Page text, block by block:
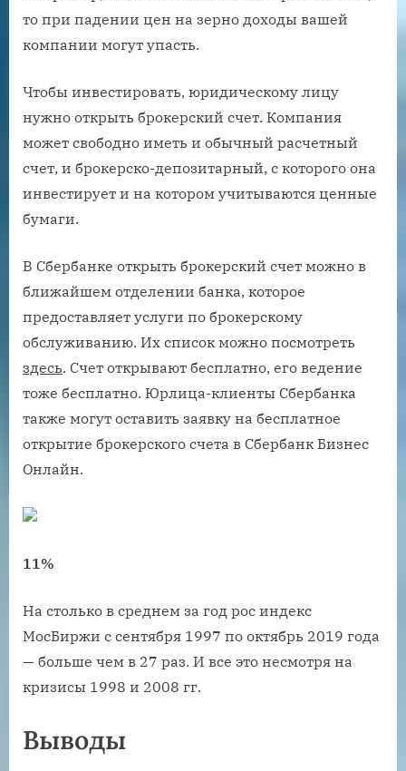
то при падении цен на зерно доходы вашей
компании могут упасть.
Чтобы инвестировать, юридическому лицу
нужно открыть брокерский счет. Компания
может свободно иметь и обычный расчетный
счет, и брокерско-депозитарный, с которого она
инвестирует и на котором учитываются ценные
бумаги.
В Сбербанке открыть брокерский счет можно в
ближайшем отделении банка, которое
предоставляет услуги по брокерскому
обслуживанию. Их список можно посмотреть
здесь. Счет открывают бесплатно, его ведение
тоже бесплатно. Юрлица-клиенты Сбербанка
также могут оставить заявку на бесплатное
открытие брокерского счета в Сбербанк Бизнес
Онлайн.
11%
На столько в среднем за год рос индекс
МосБиржи с сентября 1997 по октябрь 2019 года
— больше чем в 27 раз. И все это несмотря на
кризисы 1998 и 2008 гг.
Выводы